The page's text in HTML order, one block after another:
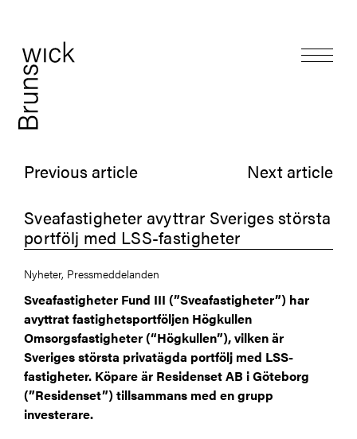
Previous article
Next article
Sveafastigheter avyttrar Sveriges största
portfölj med LSS-fastigheter
Nyheter, Pressmeddelanden
Sveafastigheter Fund III (”Sveafastigheter”) har
avyttrat fastighetsportföljen Högkullen
Omsorgsfastigheter (“Högkullen”), vilken är
Sveriges största privatägda portfölj med LSS-
fastigheter. Köpare är Residenset AB i Göteborg
(”Residenset”) tillsammans med en grupp
investerare.